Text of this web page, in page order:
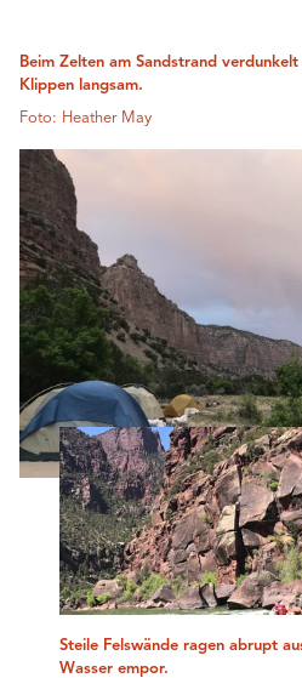
Steile Felswände ragen abrupt
Wasser empor.
Beim Zelten am Sandstrand
Klippen langsam.
Foto: Heather May